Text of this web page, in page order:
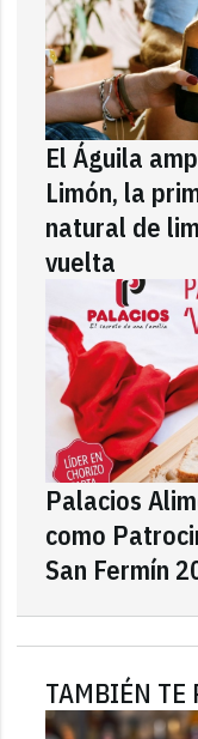
El Águila
Limón, la
natural de
vuelta
Palacios
como
San Fermín
TAMBIÉN TE